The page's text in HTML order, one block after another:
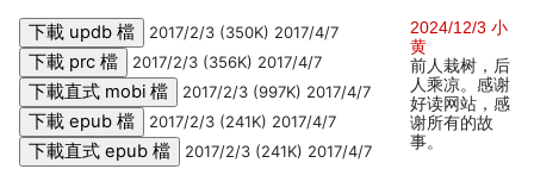
2017/2/3 (350K) 2017/4/7
2017/2/3 (356K) 2017/4/7
2017/2/3 (997K) 2017/4/7
2017/2/3 (241K) 2017/4/7
2017/2/3 (241K) 2017/4/7
2024/12/3 小
黄
前人栽树，后
人乘凉。感谢
好读网站，感
谢所有的故
事。